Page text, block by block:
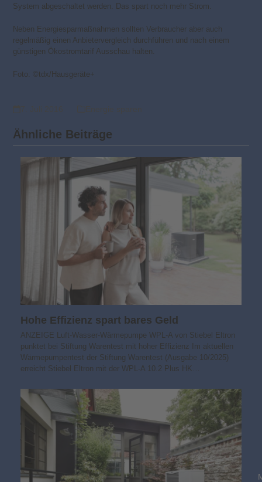
System abgeschaltet werden. Das spart noch mehr Strom.
Neben Energiesparmaßnahmen sollten Verbraucher aber auch
regelmäßig einen Anbietervergleich durchführen und nach einem
günstigen Ökostromtarif Ausschau halten.
Foto: ©tdx/Hausgeräte+
Ähnliche Beiträge
Hohe Effizienz spart bares Geld
ANZEIGE Luft-Wasser-Wärmepumpe WPL-A von Stiebel Eltron
punktet bei Stiftung Warentest mit hoher Effizienz Im aktuellen
Wärmepumpentest der Stiftung Warentest (Ausgabe 10/2025)
erreicht Stiebel Eltron mit der WPL-A 10.2 Plus HK…